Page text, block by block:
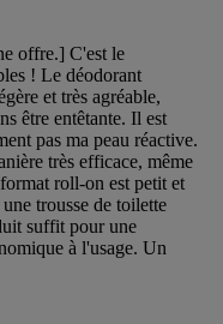
offre.] C'est le
! Le déodorant
et très agréable,
être entêtante. Il est
pas ma peau réactive.
très efficace, même
roll-on est petit et
trousse de toilette
suffit pour une
à l'usage. Un